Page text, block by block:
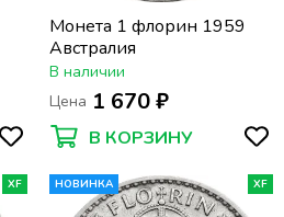
Монета 1 флорин 1959
Австралия
В наличии
Цена 1 670 ₽
В КОРЗИНУ
XF НОВИНКА XF